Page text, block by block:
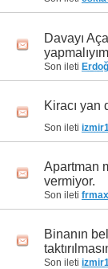
Davayı
Son ileti
Kiracı
Son ileti
Apartman
vermiyor.
Son ileti frmax
Binanın
Son ileti